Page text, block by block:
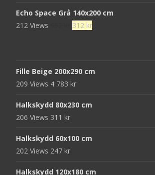
Echo Space Grå 140x200 cm
212 Views
Det
952 kr.
312 krDet
312 kr.
Fille Beige 200x290 cm
209 Views 4 783 kr
Halkskydd 80x230 cm
206 Views 311 kr
Halkskydd 60x100 cm
202 Views 247 kr
Halkskydd 120x180 cm